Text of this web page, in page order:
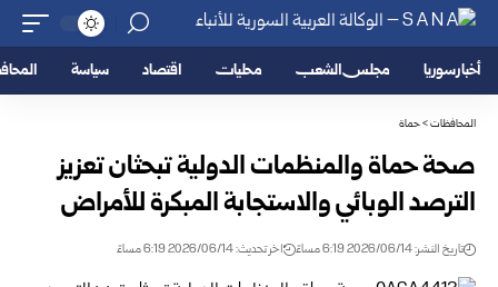
أخبار سوريا مجلس الشعب محليات اقتصاد سياسة
المحافظات>حماة
صحة حماة والمنظمات الدولية تبحثان تعزيز
الترصد الوبائي والاستجابة المبكرة للأمراض
تاريخ النشر: 2026/06/14 6:19 مساءً اخر تحديث: 2026/06/14 6:19 مساءً